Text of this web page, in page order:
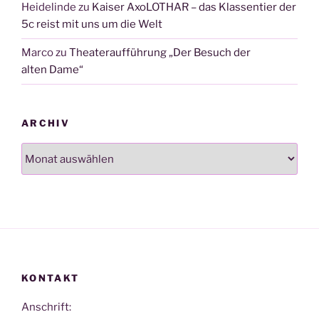
Heidelinde zu Kaiser AxoLOTHAR – das Klassentier der
5c reist mit uns um die Welt
Marcozu Theateraufführung „Der Besuch der
alten Dame“
ARCHIV
KONTAKT
Anschrift: